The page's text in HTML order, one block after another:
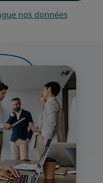
nos données